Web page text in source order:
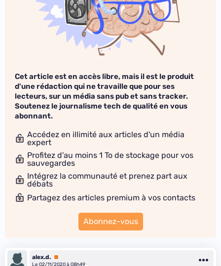
Cet article est en accès libre, mais il est le produit
d'une rédaction qui ne travaille que pour ses
lecteurs, sur un média sans pub et sans tracker.
Soutenez le journalisme tech de qualité en vous
abonnant.
Accédez en illimité aux articles d'un média
expert
Profitez d'au moins 1 To de stockage pour vos
sauvegardes
Intégrez la communauté et prenez part aux
débats
Partagez des articles premium à vos contacts
Abonnez-vous
alex.d. Premium
Le 02/11/2020 à 08h49